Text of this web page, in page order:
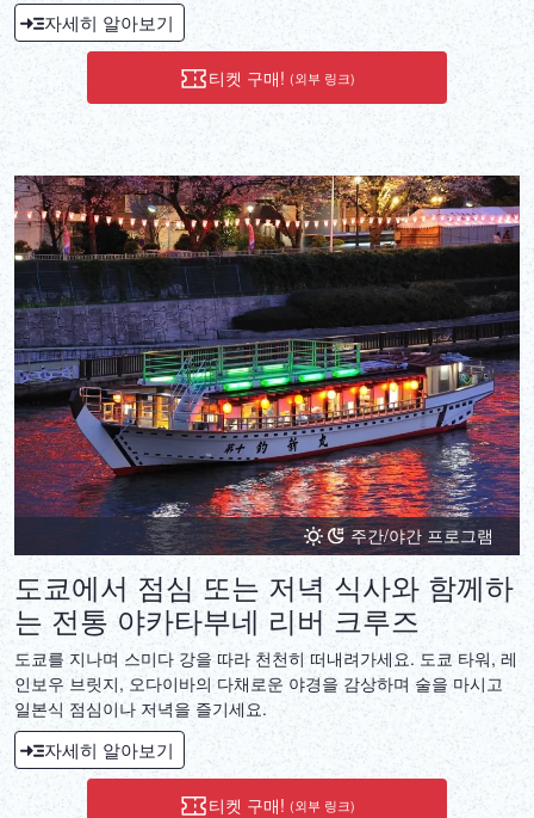
임에 완벽합니다.
자세히 알아보기
티켓 구매! (외부 링크)
주간/야간 프로그램
도쿄에서 점심 또는 저녁 식사와 함께하
는 전통 야카타부네 리버 크루즈
도쿄를 지나며 스미다 강을 따라 천천히 떠내려가세요. 도쿄 타워, 레
인보우 브릿지, 오다이바의 다채로운 야경을 감상하며 술을 마시고
일본식 점심이나 저녁을 즐기세요.
자세히 알아보기
티켓 구매! (외부 링크)